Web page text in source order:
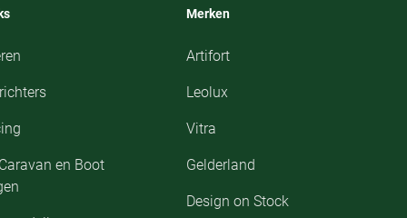
en Boot
Merken
Artifort
Leolux
Vitra
Gelderland
Design on Stock